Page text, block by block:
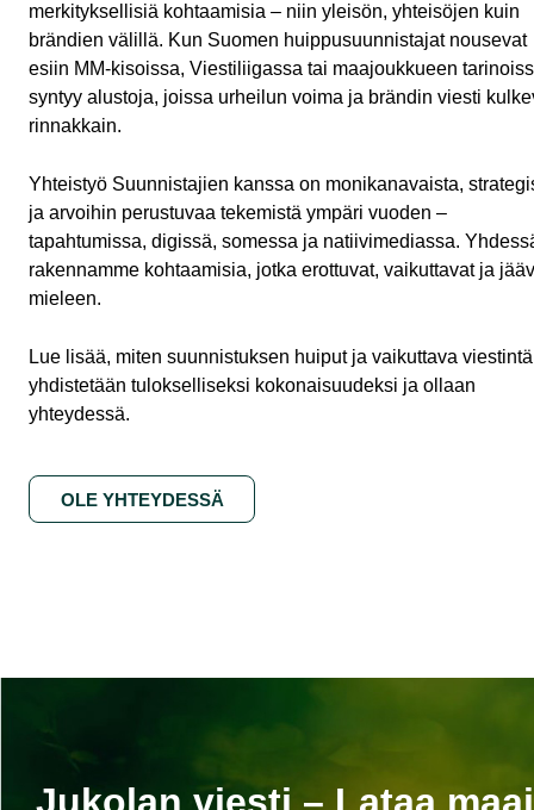
merkityksellisiä kohtaamisia – niin yleisön, yhteisöjen kuin
brändien välillä. Kun Suomen huippusuunnistajat nousevat
esiin MM-kisoissa, Viestiliigassa tai maajoukkueen
syntyy alustoja, joissa urheilun voima ja brändin viesti
rinnakkain.
Yhteistyö Suunnistajien kanssa on monikanavaista,
ja arvoihin perustuvaa tekemistä ympäri vuoden –
tapahtumissa, digissä, somessa ja natiivimediassa.
rakennamme kohtaamisia, jotka erottuvat, vaikuttavat ja
mieleen.
Lue lisää, miten suunnistuksen huiput ja vaikuttava viestintä
yhdistetään tulokselliseksi kokonaisuudeksi ja ollaan
yhteydessä.
OLE YHTEYDESSÄ